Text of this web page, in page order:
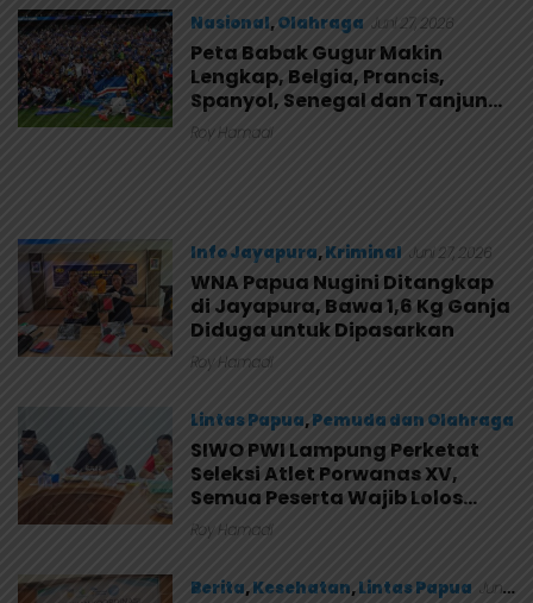
Nasional,Olahraga Juni 27, 2026
Peta Babak Gugur Makin
Lengkap, Belgia, Prancis,
Spanyol, Senegal dan Tanjung
Verde Melaju
Roy Hamadi
Info Jayapura,Kriminal Juni 27, 2026
WNA Papua Nugini Ditangkap
di Jayapura, Bawa 1,6 Kg Ganja
Diduga untuk Dipasarkan
Roy Hamadi
Lintas Papua,Pemuda dan Olahraga
Juni 27, 2026
SIWO PWI Lampung Perketat
Seleksi Atlet Porwanas XV,
Semua Peserta Wajib Lolos
Verifikasi Barcode
Roy Hamadi
Berita,Kesehatan,Lintas Papua Juni